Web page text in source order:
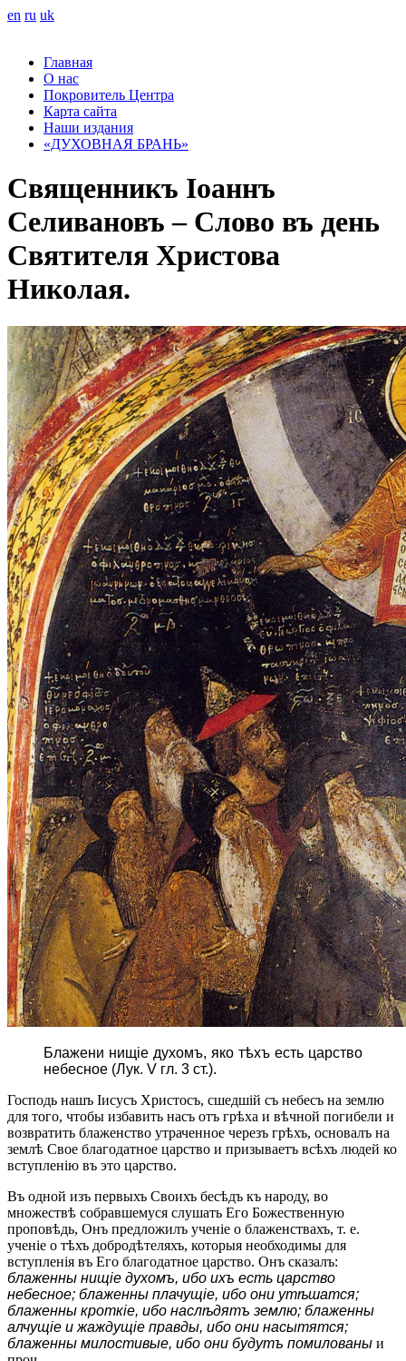
en ru uk
Главная
О нас
Покровитель Центра
Карта сайта
Наши издания
«ДУХОВНАЯ БРАНЬ»
Священникъ Іоаннъ
Селивановъ – Слово въ день
Святителя Христова
Николая.
Блажени нищіе духомъ, яко тѣхъ есть царство
небесное (Лук. V гл. 3 ст.).
Господь нашъ Іисусъ Христосъ, сшедшій съ небесъ на землю
для того, чтобы избавить насъ отъ грѣха и вѣчной погибели и
возвратить блаженство утраченное черезъ грѣхъ, основалъ на
землѣ Свое благодатное царство и призываетъ всѣхъ людей ко
вступленію въ это царство.
Въ одной изъ первыхъ Cвоихъ бесѣдъ къ народу, во
множествѣ собравшемуся слушать Его Божественную
проповѣдь, Онъ предложилъ ученіе о блаженствахъ, т. е.
ученіе о тѣхъ добродѣтеляхъ, которыя необходимы для
вступленія въ Его благодатное царство. Онъ сказалъ:
блаженны нищіе духомъ, ибо ихъ есть царство
небесное; блаженны плачущіе, ибо они утѣшатся;
блаженны кроткіе, ибо наслѣдятъ землю; блаженны
алчущіе и жаждущіе правды, ибо они насытятся;
блаженны милостивые, ибо они будутъ помилованы и